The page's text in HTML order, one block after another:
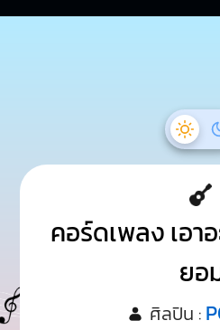
คอร์ดเพลง เอา
ยอ
ศิลปิน :